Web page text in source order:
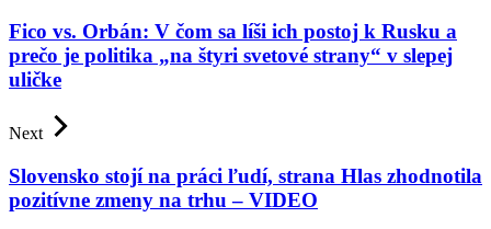
Fico vs. Orbán: V čom sa líši ich postoj k Rusku a
prečo je politika „na štyri svetové strany“ v slepej
uličke
Next
Slovensko stojí na práci ľudí, strana Hlas zhodnotila
pozitívne zmeny na trhu – VIDEO